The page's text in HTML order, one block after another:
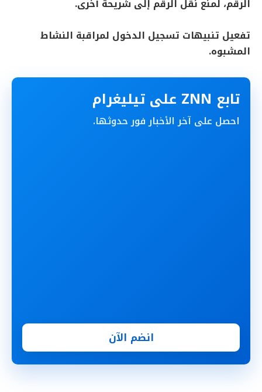
الرقم، لمنع نقل الرقم إلى شريحة أخرى.
تفعيل تنبيهات تسجيل الدخول لمراقبة النشاط
المشبوه.
تابع ZNN على تيليغرام
احصل على آخر الأخبار فور حدوثها.
انضم الآن